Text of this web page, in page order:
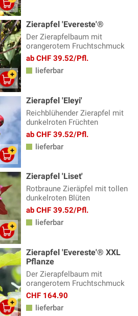
(5)
Zierapfel 'Evereste'®
Der Zierapfelbaum mit
orangerotem Fruchtschmuck
ab CHF 39.52/Pfl.
lieferbar
Zierapfel 'Eleyi'
Reichblühender Zierapfel mit
dunkelroten Früchten
ab CHF 39.52/Pfl.
lieferbar
Zierapfel 'Liset'
Rotbraune Zieräpfel mit tollen
dunkelroten Blüten
ab CHF 39.52/Pfl.
lieferbar
Zierapfel 'Evereste'® XXL
Pflanze
Der Zierapfelbaum mit
orangerotem Fruchtschmuck
CHF 164.90
lieferbar